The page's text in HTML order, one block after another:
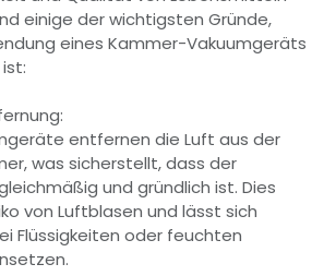
einige der wichtigsten Gründe,
eines Kammer-Vakuumgeräts
entfernen die Luft aus der
was sicherstellt, dass der
und gründlich ist. Dies
von Luftblasen und lässt sich
Flüssigkeiten oder feuchten